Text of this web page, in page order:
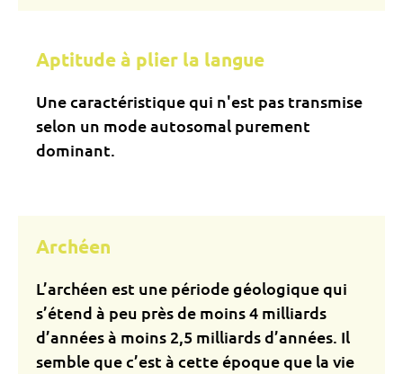
Aptitude à plier la langue
Une caractéristique qui n'est pas transmise
selon un mode autosomal purement
dominant.
Archéen
L’archéen est une période géologique qui
s’étend à peu près de moins 4 milliards
d’années à moins 2,5 milliards d’années. Il
semble que c’est à cette époque que la vie